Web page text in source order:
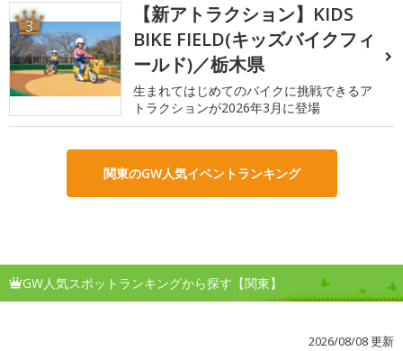
3
【新アトラクション】KIDS
BIKE FIELD(キッズバイクフィ
ールド)／栃木県
生まれてはじめてのバイクに挑戦できるア
トラクションが2026年3月に登場
関東のGW人気イベントランキング
GW人気スポットランキングから探す【関東】
2026/08/08 更新